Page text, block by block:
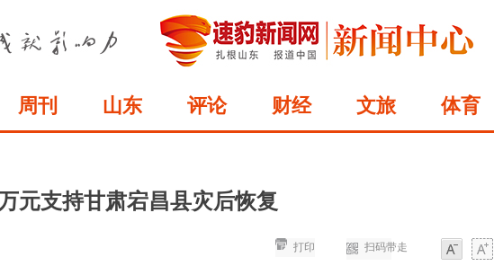
周刊 山东 评论 财经 文旅 体育
元支持甘肃宕昌县灾后恢复
扫码带走
打印